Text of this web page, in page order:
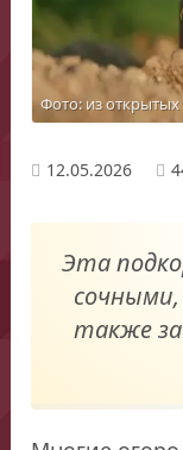
Фото: из
12.05.2026
Эта
также